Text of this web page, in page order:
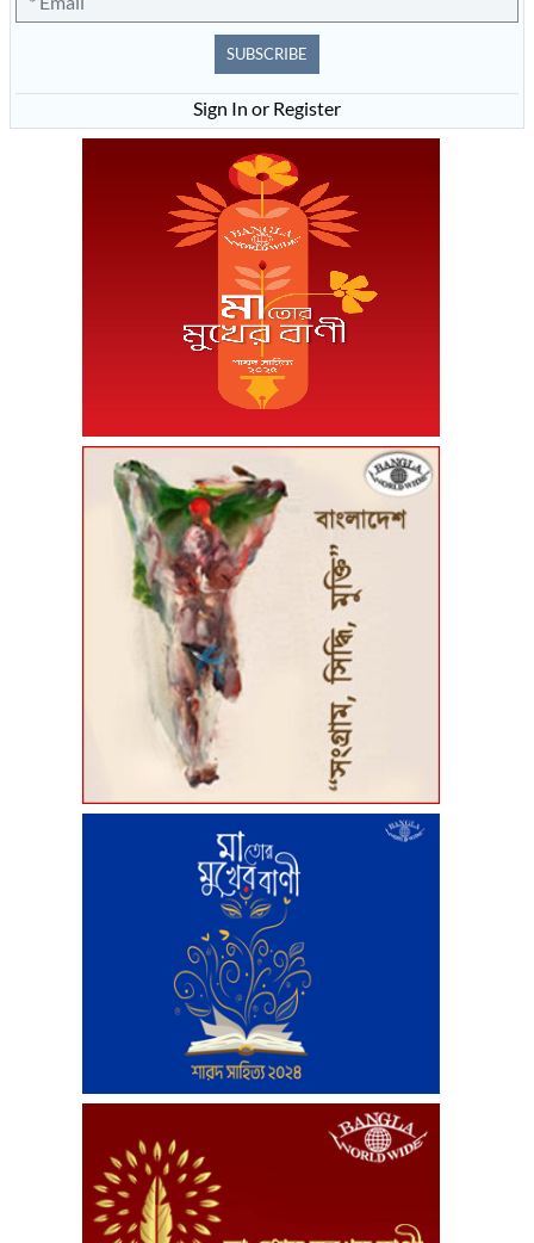
ব্যবহার হলে ডায়ালিসিসের খরচও অনেকটাই নেমে আসবে। Dialysis is a
very expensive treatment procedure an...
SUBSCRIBE
Sign In or Register